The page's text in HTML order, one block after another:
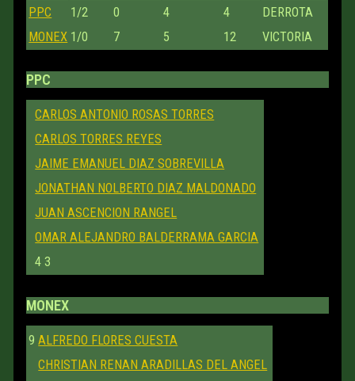
PPC 1/2 0 4 4
DERROTA
MONEX 1/0 7 5 12 VICTORIA
PPC
CARLOS ANTONIO ROSAS TORRES
CARLOS TORRES REYES
JAIME EMANUEL DIAZ SOBREVILLA
JONATHAN NOLBERTO DIAZ MALDONADO
JUAN ASCENCION RANGEL
OMAR ALEJANDRO BALDERRAMA GARCIA
43
MONEX
9 ALFREDO FLORES CUESTA
CHRISTIAN RENAN ARADILLAS DEL ANGEL